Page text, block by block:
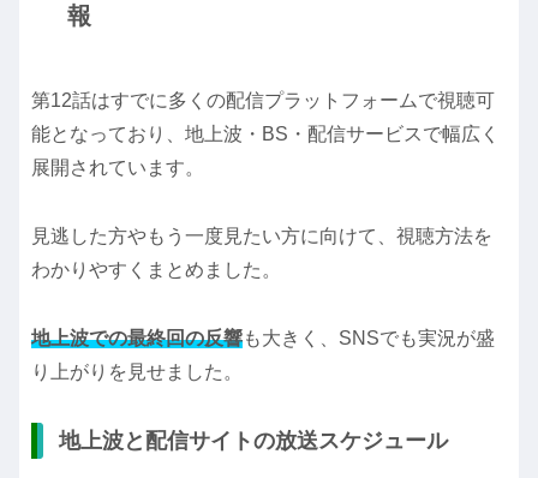
報
第12話はすでに多くの配信プラットフォームで視聴可
能となっており、地上波・BS・配信サービスで幅広く
展開されています。
見逃した方やもう一度見たい方に向けて、視聴方法を
わかりやすくまとめました。
地上波での最終回の反響も大きく、SNSでも実況が盛
り上がりを見せました。
地上波と配信サイトの放送スケジュール